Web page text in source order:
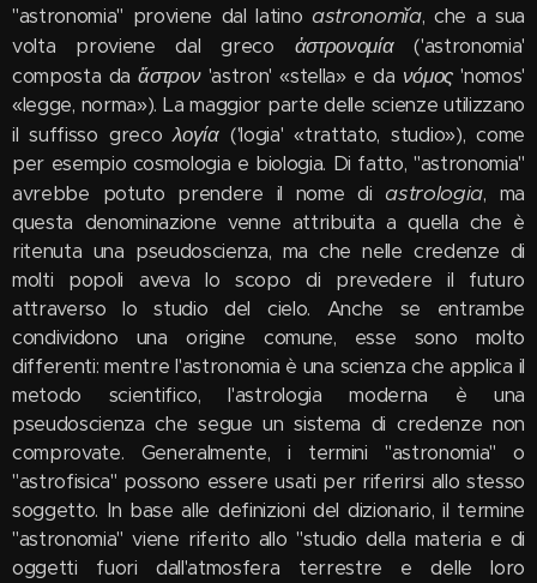
"astronomia" proviene dal latino astronomĭa, che a sua
volta proviene dal greco ἀστρονομία('astronomia'
composta daἄστρον'astron' «stella» e da νόμος'nomos'
«legge, norma»). La maggior parte delle scienze utilizzano
il suffisso grecoλογία('logia' «trattato, studio»), come
per esempio cosmologia e biologia. Di fatto, "astronomia"
avrebbe potuto prendere il nome diastrologia, ma
questa denominazione venne attribuita a quella che è
ritenuta una pseudoscienza, ma che nelle credenze di
molti popoli aveva lo scopo di prevedere il futuro
attraverso lo studio del cielo. Anche se entrambe
condividono una origine comune, esse sono molto
differenti: mentre l'astronomia è una scienza che applica il
metodo scientifico, l'astrologia moderna è una
pseudoscienza che segue un sistema di credenze non
comprovate. Generalmente, i termini "astronomia" o
"astrofisica" possono essere usati per riferirsi allo stesso
soggetto. In base alle definizioni del dizionario, il termine
"astronomia" viene riferito allo "studio della materia e di
oggetti fuori dall'atmosfera terrestre e delle loro